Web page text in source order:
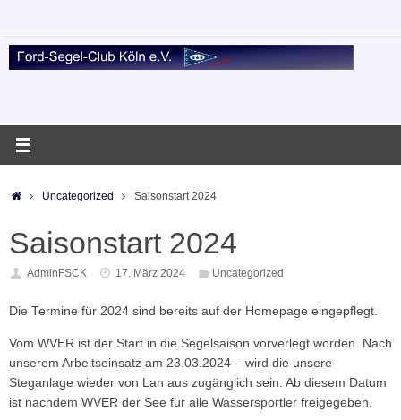
springen
Startseite
Uncategorized Saisonstart 2024
Saisonstart 2024
AdminFSCK 17. März 2024 Uncategorized
Die Termine für 2024 sind bereits auf der Homepage eingepflegt.
Vom WVER ist der Start in die Segelsaison vorverlegt worden. Nach
unserem Arbeitseinsatz am 23.03.2024 – wird die unsere
Steganlage wieder von Lan aus zugänglich sein. Ab diesem Datum
ist nachdem WVER der See für alle Wassersportler freigegeben.